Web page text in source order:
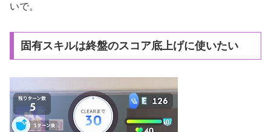
いで。
固有スキルは終盤のスコア底上げに使いたい